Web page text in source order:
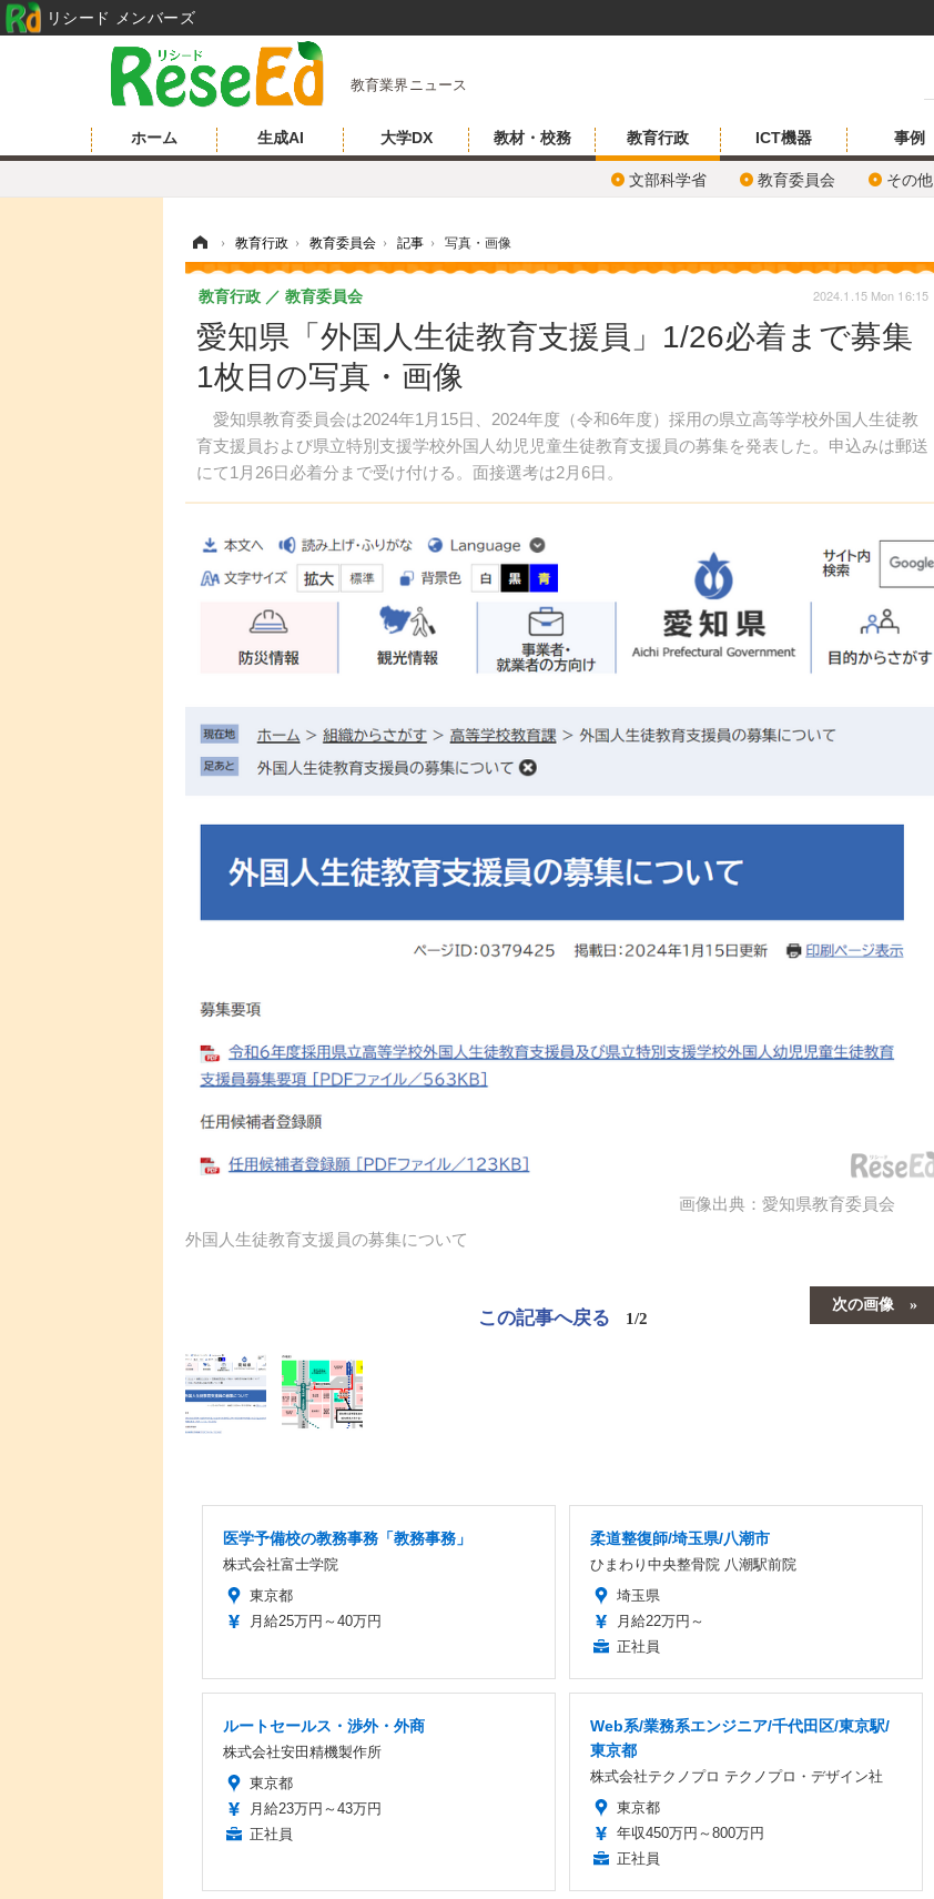
教育業界ニュース
ホーム 生成AI 大学DX 教材・校務 教育行政
文部科学省 教育委員会 その他
ICT機器 事例
› 教育行政 › 教育委員会 › 記事 › 写真・画像
愛知県「外国人生徒教育支援員」1/26必着まで募集
1枚目の写真・画像
愛知県教育委員会は2024年1月15日、2024年度（令和6年度）採用の県立高等学校外国人生徒教
育支援員および県立特別支援学校外国人幼児児童生徒教育支援員の募集を発表した。申込みは郵送
にて1月26日必着分まで受け付ける。面接選考は2月6日。
教育行政 教育委員会 2024.1.15 Mon 16:15
画像出典：愛知県教育委員会
外国人生徒教育支援員の募集について
次の画像
この記事へ戻る 1/2
医学予備校の教務事務「教務事務」
株式会社富士学院
東京都
月給25万円～40万円
柔道整復師/埼玉県/八潮市
ひまわり中央整骨院 八潮駅前院
埼玉県
月給22万円～
正社員
ルートセールス・渉外・外商
株式会社安田精機製作所
東京都
月給23万円～43万円
正社員
Web系/業務系エンジニア/千代田区/東京駅/
東京都
株式会社テクノプロ テクノプロ・デザイン社
東京都
年収450万円～800万円
正社員
リシード メンバーズ